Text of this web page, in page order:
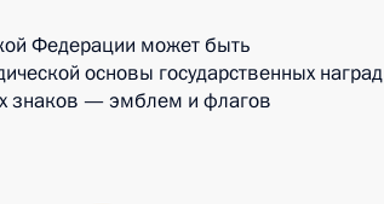
Федерации может быть
основы государственных наград
знаков — эмблем и флагов